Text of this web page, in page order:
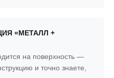
«МЕТАЛЛ +
на поверхность —
и точно знаете,